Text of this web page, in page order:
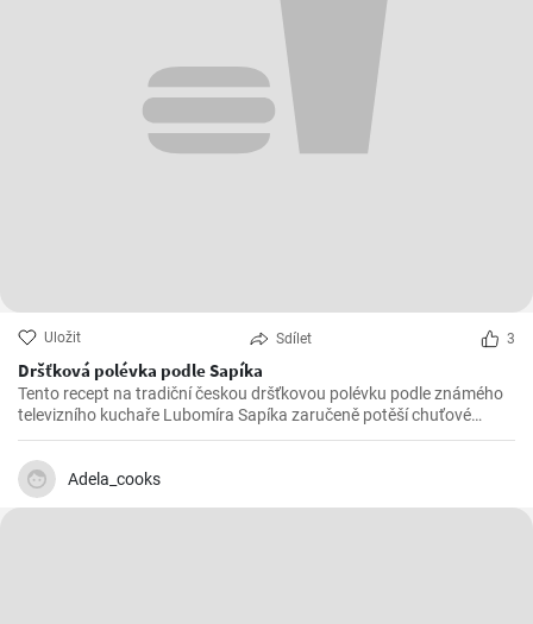
Uložit Sdílet 3
Dršťková polévka podle Sapíka
Tento recept na tradiční českou dršťkovou polévku podle známého
televizního kuchaře Lubomíra Sapíka zaručeně potěší chuťové
pohárky všech milovníků tuzemské kuchyně.
Adela_cooks